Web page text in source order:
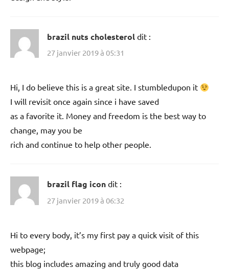
brazil nuts cholesterol dit :
27 janvier 2019 à 05:31
Hi, I do believe this is a great site. I stumbledupon it
I will revisit once again since i have saved
as a favorite it. Money and freedom is the best way to
change, may you be
rich and continue to help other people.
brazil flag icon dit :
27 janvier 2019 à 06:32
Hi to every body, it’s my first pay a quick visit of this
webpage;
this blog includes amazing and truly good data